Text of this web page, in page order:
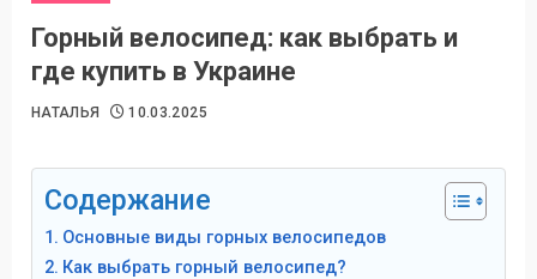
Горный велосипед: как выбрать и
где купить в Украине
НАТАЛЬЯ 10.03.2025
Содержание
Основные виды горных велосипедов
Как выбрать горный велосипед?